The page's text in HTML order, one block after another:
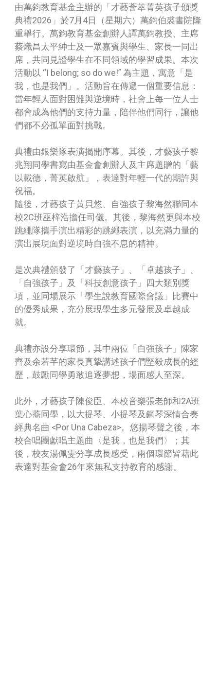
由萬鈞教育基金主辦的「才藝薈萃菁英孩子頒獎
典禮2026」於7月4日（星期六）萬鈞伯裘書院隆
重舉行。萬鈞教育基金創辦人譚萬鈞教授、主席
蔡熾昌太平紳士及一眾嘉賓與學生、家長一同出
席，共同見證學生在不同領域的學習成果。本次
活動以 “I belong; so do we!” 為主題，寓意「是
我，也是我們」。活動旨在傳遞一個重要信息：
當年輕人面對困難與逆境時，社會上每一位人士
都會成為他們的支持力量，陪伴他們同行，讓他
們都不必孤單面對挑戰。
典禮由銀樂隊表演揭開序幕。其後，才藝孩子黎
兆翔同學書寫由基金會創辦人及主席題贈的「藝
以載德，菁英啟航」，表達對年輕一代的期許與
祝福。
隨後，才藝孩子黃貝悠、自強孩子黎海然聯同本
校2C班巫梓浩擔任司儀。其後，黎海然更與本校
跳繩隊攜手演出精彩的跳繩表演，以充滿力量的
演出展現面對逆境時自強不息的精神。
是次典禮頒發了「才藝孩子」、「卓越孩子」、
「自強孩子」及「科技創意孩子」四大類別獎
項，並同場展示「學生說教育國際會議」比賽中
的優秀成果，充分展現學生多元發展及卓越成
就。
典禮亦設分享環節，其中兩位「自強孩子」陳家
齊及余若芊的家長真摯講述孩子們堅毅成長的經
歷，鼓勵同學勇敢追逐夢想，場面感人至深。
此外，才藝孩子陳俊臣、本校音樂張老師和2A班
葉心蕎同學，以大提琴、小提琴及鋼琴深情合奏
經典名曲 <Por Una Cabeza>。悠揚琴聲之後，本
校合唱團獻唱主題曲〈是我，也是我們〉；其
後，校友湯佩雯分享成長感受，兩個環節皆藉此
表達對基金會26年來無私支持教育的感謝。